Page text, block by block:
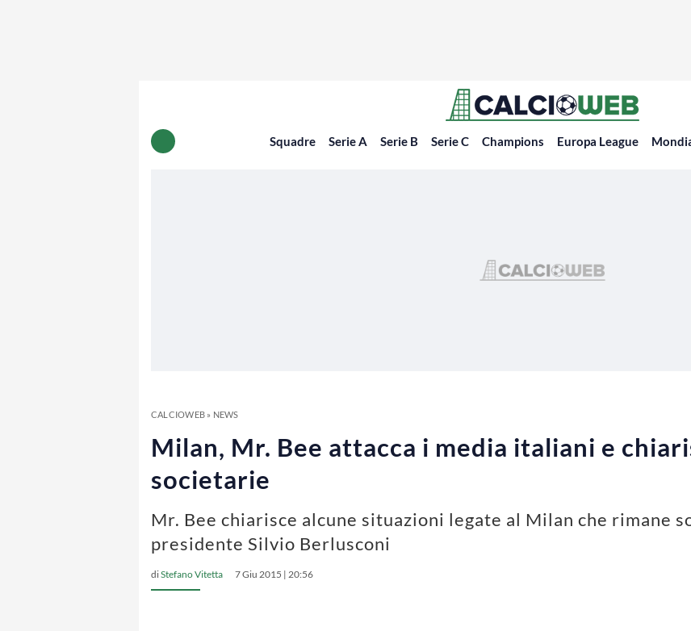
Squadre Serie A Serie B Serie C Champions Europa League
CALCIOWEB» NEWS
Milan, Mr. Bee attacca i media italiani e
societarie
Mr. Bee chiarisce alcune situazioni legate al Milan che rimane
presidente Silvio Berlusconi
diStefano Vitetta 7 Giu 2015 | 20:56